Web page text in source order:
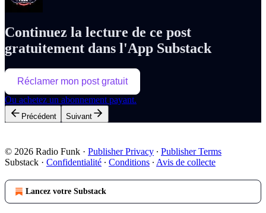
Continuez la lecture de ce post
gratuitement dans l'App Substack
Réclamer mon post gratuit
Ou achetez un abonnement payant.
Précédent Suivant
© 2026 Radio Funk · Publisher Privacy ∙ Publisher Terms
Substack · Confidentialité ∙ Conditions ∙ Avis de collecte
Lancez votre Substack